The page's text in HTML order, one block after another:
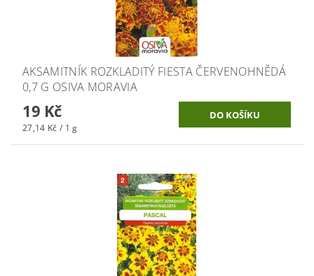
AKSAMITNÍK ROZKLADITÝ FIESTA ČERVENOHNĚDÁ
0,7 G OSIVA MORAVIA
19 Kč
27,14 Kč / 1 g